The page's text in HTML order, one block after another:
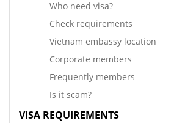
Who need visa?
Check requirements
Vietnam embassy location
Corporate members
Frequently members
Is it scam?
VISA REQUIREMENTS